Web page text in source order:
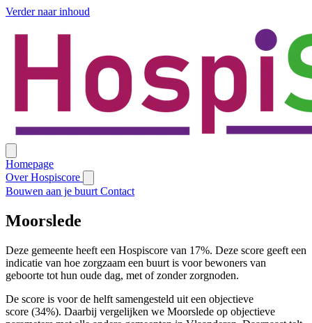
Verder naar inhoud
Homepage
Over Hospiscore
Bouwen aan je buurt Contact
Moorslede
Deze gemeente heeft een Hospiscore van 17%. Deze score geeft een
indicatie van hoe zorgzaam een buurt is voor bewoners van
geboorte tot hun oude dag, met of zonder zorgnoden.
De score is voor de helft samengesteld uit een objectieve
score (34%). Daarbij vergelijken we Moorslede op objectieve